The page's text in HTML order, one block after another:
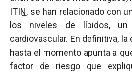
ITIN, se han relacionado con
los niveles de lípidos,
cardiovascular. En definitiva,
hasta el momento apunta a
factor de riesgo que